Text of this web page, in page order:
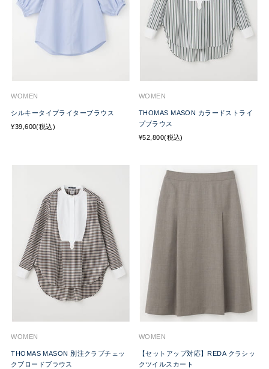
WOMEN
シルキータイプライターブラウス
¥39,600(税込)
WOMEN
THOMAS MASON カラードストライ
プブラウス
¥52,800(税込)
WOMEN
THOMAS MASON 別注クラブチェッ
クブロードブラウス
WOMEN
【セットアップ対応】REDA クラシッ
クツイルスカート